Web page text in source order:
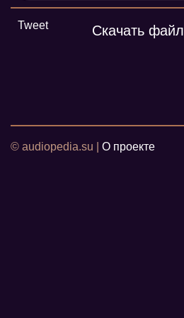
Tweet Скачать файл
© audiopedia.su | О проекте